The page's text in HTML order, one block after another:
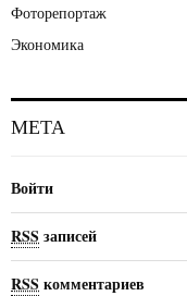
Фоторепортаж
Экономика
МЕТА
Войти
RSS записей
RSS комментариев